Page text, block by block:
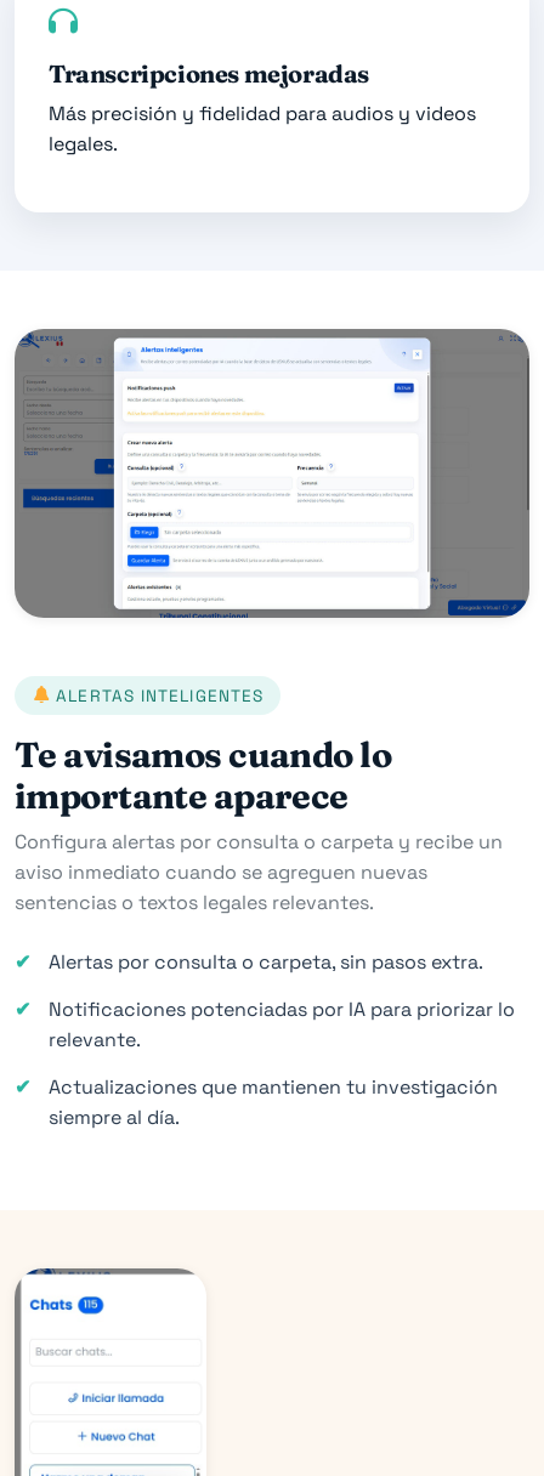
Transcripciones mejoradas
Más precisión y fidelidad para audios y videos
legales.
ALERTAS INTELIGENTES
Te avisamos cuando lo
importante aparece
Configura alertas por consulta o carpeta y recibe un
aviso inmediato cuando se agreguen nuevas
sentencias o textos legales relevantes.
Alertas por consulta o carpeta, sin pasos extra.
Notificaciones potenciadas por IA para priorizar lo
relevante.
Actualizaciones que mantienen tu investigación
siempre al día.